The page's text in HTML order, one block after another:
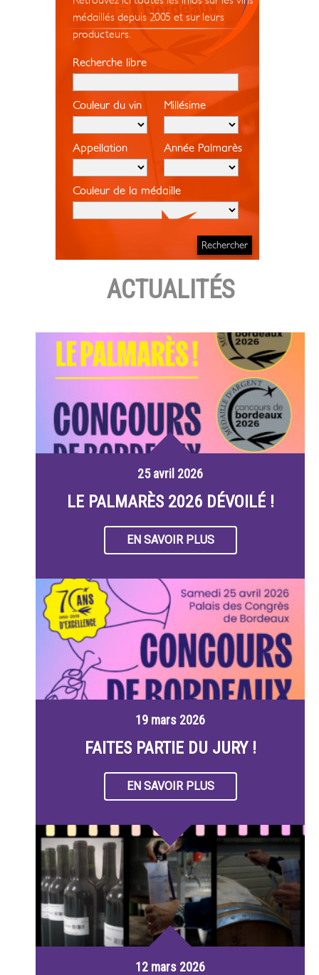
médaillés depuis 2005 et sur leurs
producteurs.
Recherche libre
Couleur du vin Millésime
Appellation Année Palmarès
Couleur de la médaille
ACTUALITÉS
25 avril 2026
LE PALMARÈS 2026 DÉVOILÉ !
EN SAVOIR PLUS
19 mars 2026
FAITES PARTIE DU JURY !
EN SAVOIR PLUS
12 mars 2026